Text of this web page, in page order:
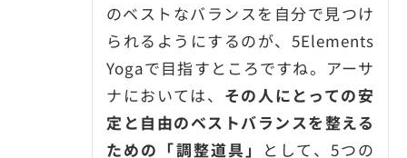
のベストなバランスを自分で見つけ
られるようにするのが、5Elements
Yogaで目指すところですね。アーサ
ナにおいては、 その人にとっての安
定と自由のベストバランスを整える
ための「調整道具」 として、5つの